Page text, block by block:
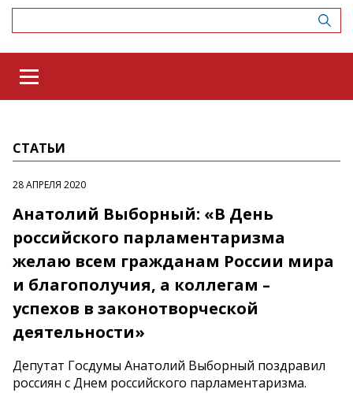
СТАТЬИ
28 АПРЕЛЯ 2020
Анатолий Выборный: «В День
российского парламентаризма
желаю всем гражданам России мира
и благополучия, а коллегам –
успехов в законотворческой
деятельности»
Депутат Госдумы Анатолий Выборный поздравил
россиян с Днем российского парламентаризма.